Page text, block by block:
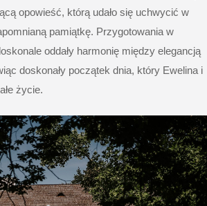
opowieść, którą udało się uchwycić w
pamiątkę. Przygotowania w
oddały harmonię między elegancją
doskonały początek dnia, który Ewelina i
życie.